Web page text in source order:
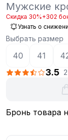
Мужские
Скидка 30%+302
Узнать о
Выбрать размер
40 41
3.5
Бронь товара